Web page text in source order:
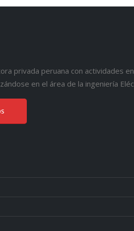
privada peruana con actividades
en el área de la ingeniería